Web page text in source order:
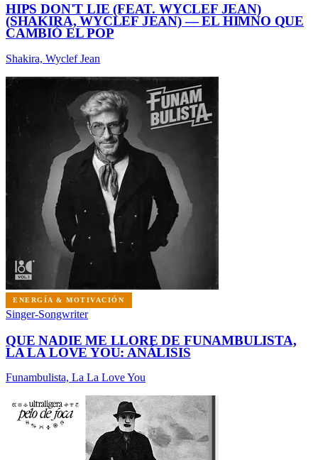
HIPS DON'T LIE (FEAT. WYCLEF JEAN)
(SHAKIRA, WYCLEF JEAN) — EL HIMNO QUE
CAMBIÓ EL POP
Shakira, Wyclef Jean
ENERGÍA & MOTIVACIÓN
Singer-Songwriter
QUE NADIE ME LLORE DE FUNAMBULISTA,
LA LA LOVE YOU: ANÁLISIS
Funambulista, La La Love You